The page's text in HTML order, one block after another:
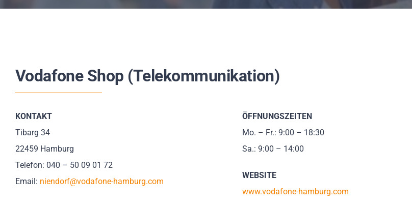
Vodafone Shop (Telekommunikation)
KONTAKT
Tibarg 34
22459 Hamburg
Telefon: 040 – 50 09 01 72
Email: niendorf@vodafone-hamburg.com
ÖFFNUNGSZEITEN
Mo. – Fr.: 9:00 – 18:30
Sa.: 9:00 – 14:00
WEBSITE
www.vodafone-hamburg.com